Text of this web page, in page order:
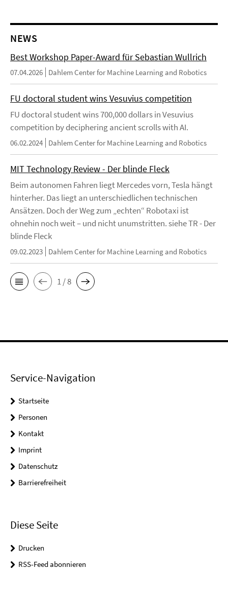
NEWS
Best Workshop Paper-Award für Sebastian Wullrich
07.04.2026 Dahlem Center for Machine Learning and Robotics
FU doctoral student wins Vesuvius competition
FU doctoral student wins 700,000 dollars in Vesuvius
competition by deciphering ancient scrolls with AI.
06.02.2024 Dahlem Center for Machine Learning and Robotics
MIT Technology Review - Der blinde Fleck
Beim autonomen Fahren liegt Mercedes vorn, Tesla hängt
hinterher. Das liegt an unterschiedlichen technischen
Ansätzen. Doch der Weg zum „echten“ Robotaxi ist
ohnehin noch weit – und nicht unumstritten. siehe TR - Der
blinde Fleck
09.02.2023 Dahlem Center for Machine Learning and Robotics
1 / 8
Service-Navigation
Startseite
Personen
Kontakt
Imprint
Datenschutz
Barrierefreiheit
Diese Seite
Drucken
RSS-Feed abonnieren